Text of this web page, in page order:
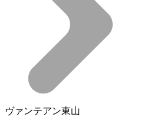
ヴァンテアン東山